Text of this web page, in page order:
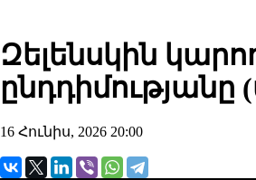
Զելենսկին
ընդդիմությանը
16 Հունիս, 2026 20:00